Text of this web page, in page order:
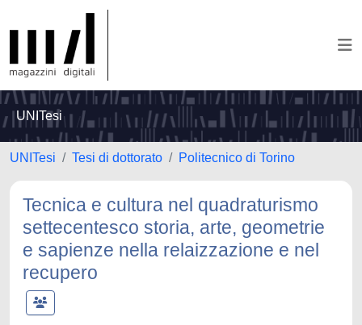
UNITesi
UNITesi Tesi di dottorato Politecnico di Torino
Tecnica e cultura nel quadraturismo
settecentesco storia, arte, geometrie
e sapienze nella relaizzazione e nel
recupero